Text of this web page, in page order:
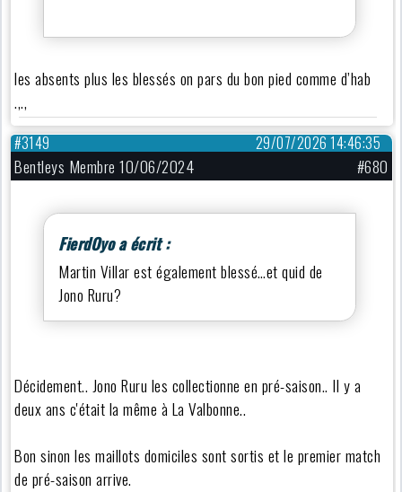
les absents plus les blessés on pars du bon pied comme d’hab
.,.,
29/07/2026 14:46:35
#3149
Bentleys Membre 10/06/2024 #680
FierdOyo a écrit :
Martin Villar est également blessé…et quid de
Jono Ruru?
Décidement.. Jono Ruru les collectionne en pré-saison.. Il y a
deux ans c'était la même à La Valbonne..
Bon sinon les maillots domiciles sont sortis et le premier match
de pré-saison arrive.